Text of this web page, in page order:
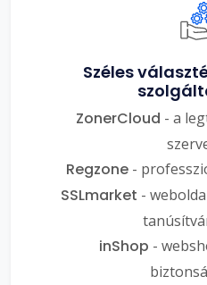
Széles
ZonerCloud - a
Regzone -
SSLmarket -
inShop -